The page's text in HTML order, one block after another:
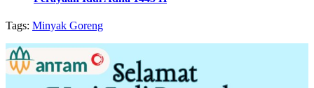
Tags: Minyak Goreng